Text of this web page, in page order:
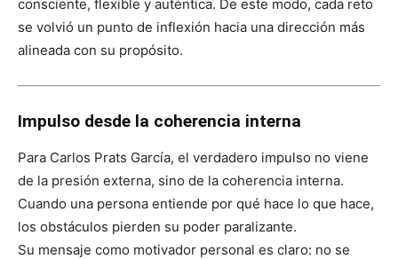
consciente, flexible y auténtica. De este modo, cada reto
se volvió un punto de inflexión hacia una dirección más
alineada con su propósito.
Impulso desde la coherencia interna
Para Carlos Prats García, el verdadero impulso no viene
de la presión externa, sino de la coherencia interna.
Cuando una persona entiende por qué hace lo que hace,
los obstáculos pierden su poder paralizante.
Su mensaje como motivador personal es claro: no se